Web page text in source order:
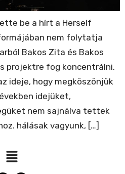
be a hírt a Herself
nem folytatja
Bakos Zita és Bakos
projektre fog koncentrálni.
ideje, hogy megköszönjük
idejüket,
nem sajnálva tettek
hálásak vagyunk, […]